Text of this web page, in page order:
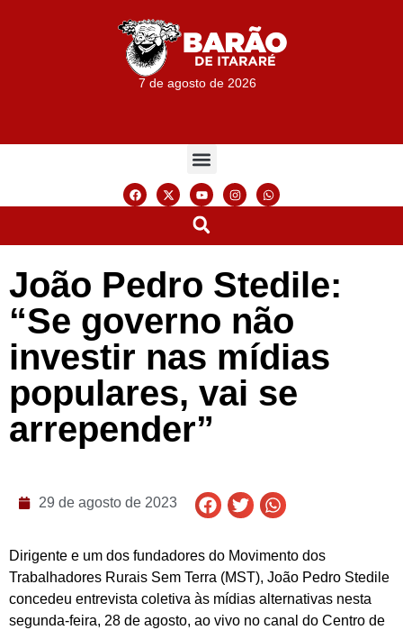
7 de agosto de 2026
João Pedro Stedile:
“Se governo não
investir nas mídias
populares, vai se
arrepender”
29 de agosto de 2023
Dirigente e um dos fundadores do Movimento dos
Trabalhadores Rurais Sem Terra (MST), João Pedro Stedile
concedeu entrevista coletiva às mídias alternativas nesta
segunda-feira, 28 de agosto, ao vivo no canal do Centro de